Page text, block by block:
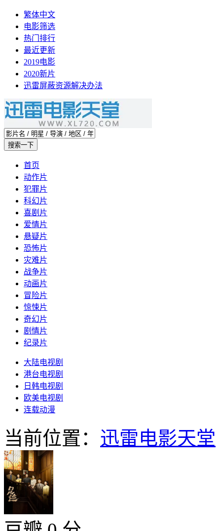
繁体中文
电影筛选
热门排行
最近更新
2019电影
2020新片
迅雷屏蔽资源解决办法
首页
动作片
犯罪片
科幻片
喜剧片
爱情片
悬疑片
恐怖片
灾难片
战争片
动画片
冒险片
惊悚片
奇幻片
剧情片
纪录片
大陆电视剧
港台电视剧
日韩电视剧
欧美电视剧
连载动漫
当前位置： 迅雷电影天堂